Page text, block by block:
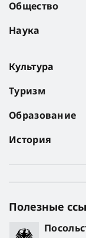
Общество
Наука
Культура
Туризм
Образование
История
Полезные